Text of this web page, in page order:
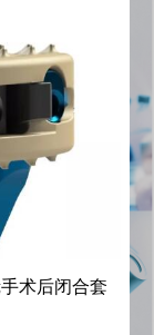
术后闭合套